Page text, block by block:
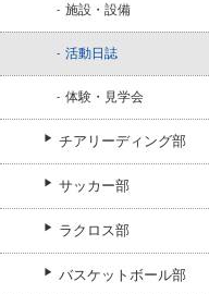
施設・設備
活動日誌
体験・見学会
チアリーディング部
サッカー部
ラクロス部
バスケットボール部